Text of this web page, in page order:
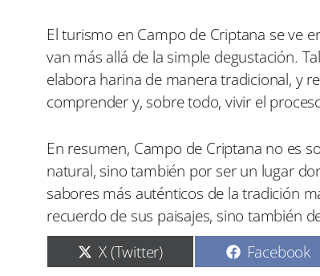
El turismo en Campo de Criptana se ve
van más allá de la simple degustación.
elabora harina de manera tradicional, y
comprender y, sobre todo, vivir el
En resumen, Campo de Criptana no es
natural, sino también por ser un lugar
sabores más auténticos de la tradición
recuerdo de sus paisajes, sino también
C
o
X (Twitter) C
o
Facebook